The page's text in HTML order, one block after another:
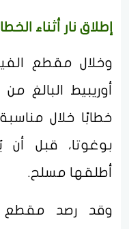
إطلاق نار أثناء
وخلال مقطع
خطابًا خلال
بوغوتا، قبل
أطلقها مسلح.
وقد رصد مقطع